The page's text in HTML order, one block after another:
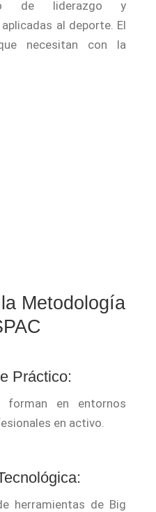
de liderazgo y
al deporte. El
necesitan con la
Metodología
Práctico:
forman en entornos
en activo.
herramientas de Big